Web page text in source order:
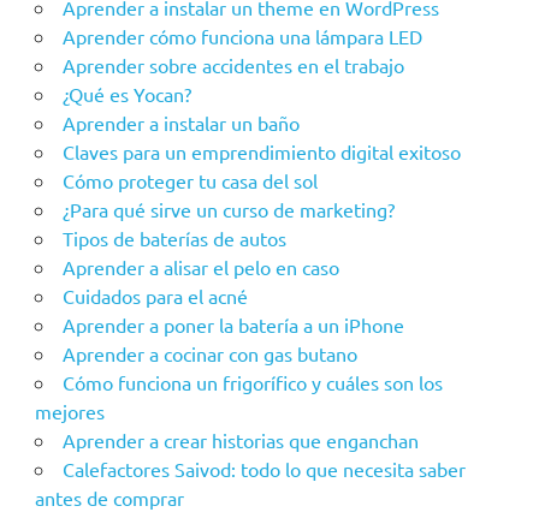
Aprender a instalar un theme en WordPress
Aprender cómo funciona una lámpara LED
Aprender sobre accidentes en el trabajo
¿Qué es Yocan?
Aprender a instalar un baño
Claves para un emprendimiento digital exitoso
Cómo proteger tu casa del sol
¿Para qué sirve un curso de marketing?
Tipos de baterías de autos
Aprender a alisar el pelo en caso
Cuidados para el acné
Aprender a poner la batería a un iPhone
Aprender a cocinar con gas butano
Cómo funciona un frigorífico y cuáles son los
mejores
Aprender a crear historias que enganchan
Calefactores Saivod: todo lo que necesita saber
antes de comprar